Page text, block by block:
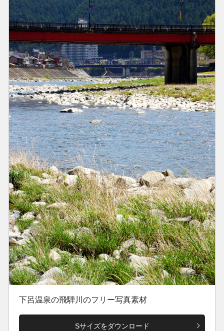
下呂温泉の飛騨川のフリー写真素材
Sサイズをダウンロード